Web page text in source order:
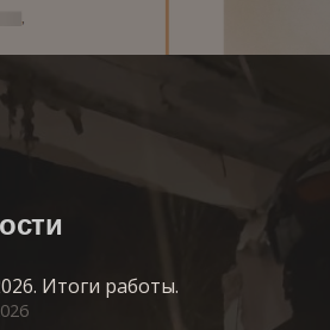
Итоги работы.